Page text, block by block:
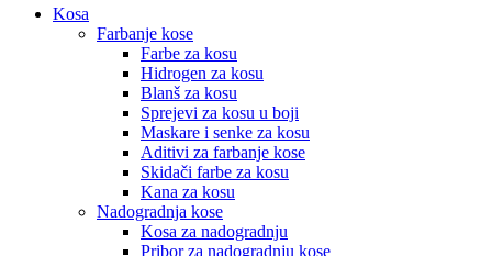
Kosa
Farbanje kose
Farbe za kosu
Hidrogen za kosu
Blanš za kosu
Sprejevi za kosu u boji
Maskare i senke za kosu
Aditivi za farbanje kose
Skidači farbe za kosu
Kana za kosu
Nadogradnja kose
Kosa za nadogradnju
Pribor za nadogradnju kose